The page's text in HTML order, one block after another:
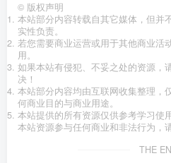
© 版权声明
本站部分内容转载自其它媒体，但并
实性负责。
若您需要商业运营或用于其他商业活
用。
如果本站有侵犯、不妥之处的资源，
决！
本站部分内容均由互联网收集整理，
何商业目的与商业用途。
本站提供的所有资源仅供参考学习使
本站资源参与任何商业和非法行为，
THE